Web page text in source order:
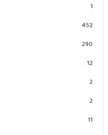
1
452
290
12
2
2
11